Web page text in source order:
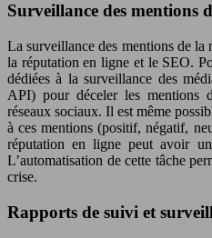
Surveillance des mentions
La surveillance des mentions de la
la réputation en ligne et le SEO.
dédiées à la surveillance des
API) pour déceler les mentions
réseaux sociaux. Il est même
à ces mentions (positif, négatif,
réputation en ligne peut avoir
L’automatisation de cette tâche
crise.
Rapports de suivi et